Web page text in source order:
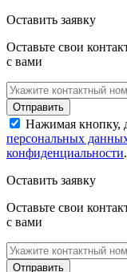
Оставить заявку
Оставьте свои
с вами
Нажимая кнопку,
персональных
конфиденциальности.
Оставить заявку
Оставьте свои
с вами